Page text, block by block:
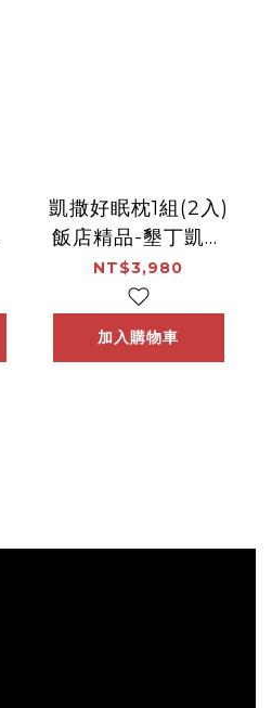
凱撒好眠枕1組(2入)
飯店精品-墾丁凱撒
精品中心
NT$3,980
加入購物車